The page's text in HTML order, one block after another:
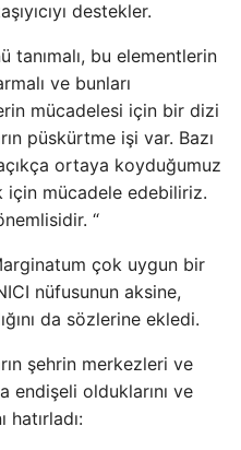
destekler.
tanımalı, bu elementlerin
ve bunları
mücadelesi için bir dizi
püskürtme işi var. Bazı
ortaya koyduğumuz
için mücadele edebiliriz.
“
çok uygun bir
nüfusunun aksine,
da sözlerine ekledi.
şehrin merkezleri ve
endişeli olduklarını ve
hatırladı: